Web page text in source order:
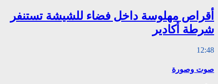
أقراص مهلوسة داخل فضاء للشيشة تستنفر
شرطة أكادير
12:48
صوت وصورة